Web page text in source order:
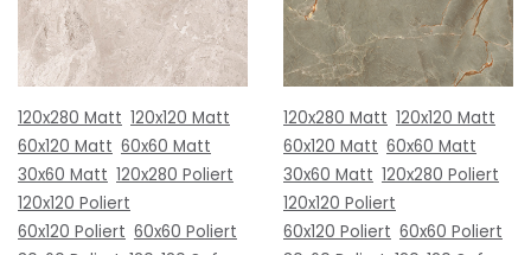
120x280 Matt 120x120 Matt
60x120 Matt 60x60 Matt
30x60 Matt 120x280 Poliert
120x120 Poliert
60x120 Poliert 60x60 Poliert
120x280 Matt 120x120 Matt
60x120 Matt 60x60 Matt
30x60 Matt 120x280 Poliert
120x120 Poliert
60x120 Poliert 60x60 Poliert